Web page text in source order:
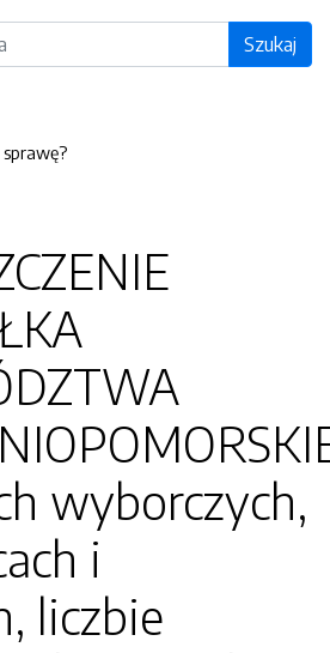
Szukaj
sprawę?
wyborczych,
i
liczbie